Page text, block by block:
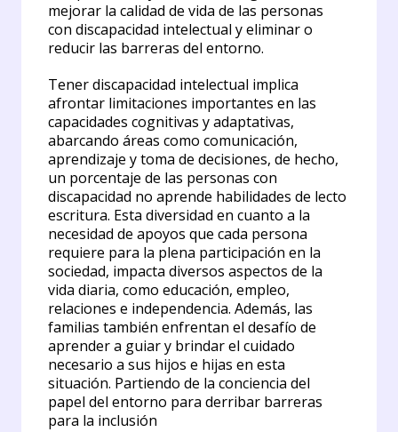
mejorar la calidad de vida de las personas
con discapacidad intelectual y eliminar o
reducir las barreras del entorno.
Tener discapacidad intelectual implica
afrontar limitaciones importantes en las
capacidades cognitivas y adaptativas,
abarcando áreas como comunicación,
aprendizaje y toma de decisiones, de hecho,
un porcentaje de las personas con
discapacidad no aprende habilidades de lecto
escritura. Esta diversidad en cuanto a la
necesidad de apoyos que cada persona
requiere para la plena participación en la
sociedad, impacta diversos aspectos de la
vida diaria, como educación, empleo,
relaciones e independencia. Además, las
familias también enfrentan el desafío de
aprender a guiar y brindar el cuidado
necesario a sus hijos e hijas en esta
situación. Partiendo de la conciencia del
papel del entorno para derribar barreras
para la inclusión